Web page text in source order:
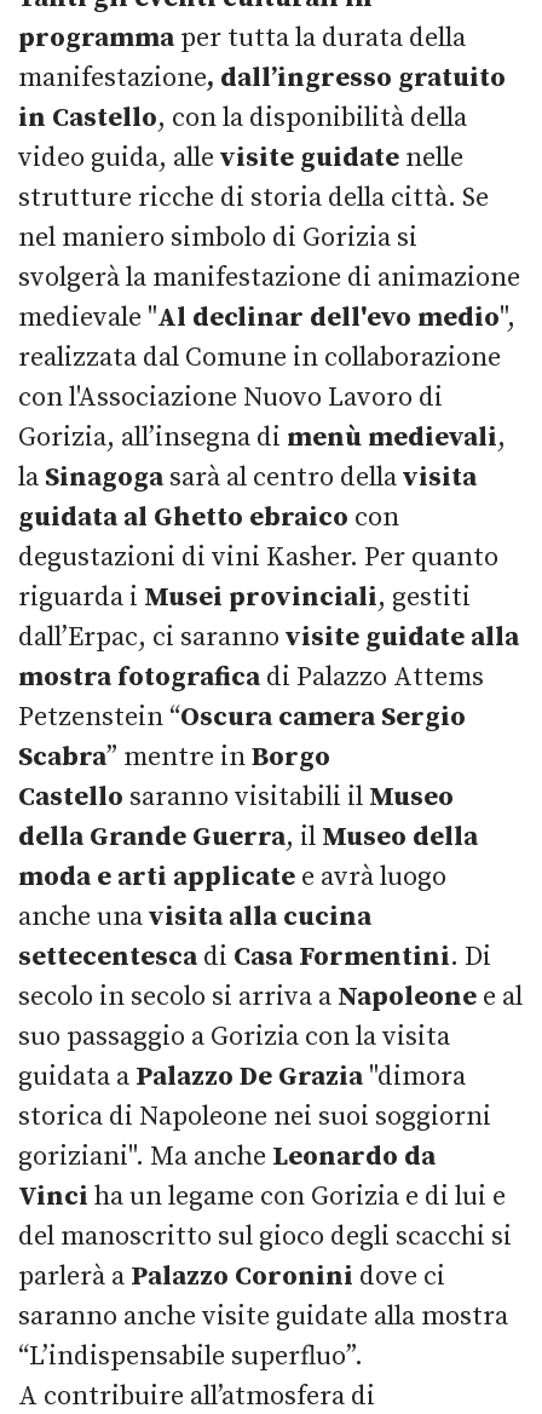
programmaper tutta la durata della
manifestazione, dall’ingresso gratuito
in Castello, con la disponibilità della
video guida, alle visite guidate nelle
strutture ricche di storia della città. Se
nel maniero simbolo di Gorizia si
svolgerà la manifestazione di animazione
medievale "Al declinar dell'evo medio",
realizzata dal Comune in collaborazione
con l'Associazione Nuovo Lavoro di
Gorizia, all’insegna di menù medievali,
la Sinagogasarà al centro dellavisita
guidata al Ghetto ebraico con
degustazioni di vini Kasher. Per quanto
riguarda i Musei provinciali, gestiti
dall’Erpac, ci saranno visite guidate alla
mostra fotograficadi Palazzo Attems
Petzenstein “Oscura camera Sergio
Scabra” mentre inBorgo
Castello saranno visitabili il Museo
della Grande Guerra, il Museo della
moda e arti applicate e avrà luogo
anche unavisita alla cucina
settecentescadi Casa Formentini. Di
secolo in secolo si arriva a Napoleone e al
suo passaggio a Gorizia con la visita
guidata a Palazzo De Grazia"dimora
storica di Napoleone nei suoi soggiorni
goriziani". Ma anche Leonardo da
Vinci ha un legame con Gorizia e di lui e
del manoscritto sul gioco degli scacchi si
parlerà a Palazzo Coronini dove ci
saranno anche visite guidate alla mostra
“L’indispensabile superfluo”.
A contribuire all’atmosfera di